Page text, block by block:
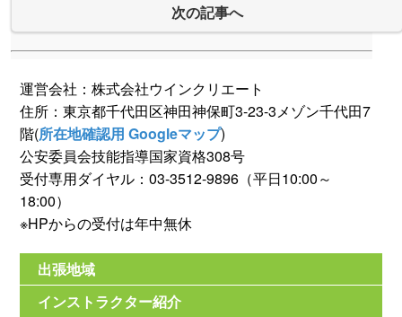
次の記事へ
運営会社：株式会社ウインクリエート
住所：東京都千代田区神田神保町3-23-3メゾン千代田7
階(所在地確認用 Googleマップ)
公安委員会技能指導国家資格308号
受付専用ダイヤル：03-3512-9896（平日10:00～
18:00）
※HPからの受付は年中無休
出張地域
インストラクター紹介